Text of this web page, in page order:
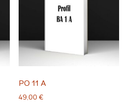
PO 11 A
49,00 €